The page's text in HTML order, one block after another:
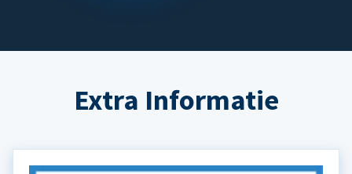
Extra Informatie